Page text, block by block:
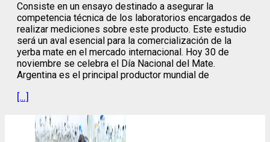
Consiste en un ensayo destinado a asegurar la
competencia técnica de los laboratorios encargados de
realizar mediciones sobre este producto. Este estudio
será un aval esencial para la comercialización de la
yerba mate en el mercado internacional. Hoy 30 de
noviembre se celebra el Día Nacional del Mate.
Argentina es el principal productor mundial de
[…]